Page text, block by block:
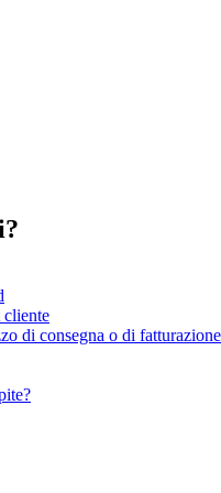
cliente
di consegna o di